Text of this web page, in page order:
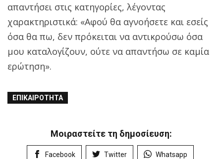
απαντήσει στις κατηγορίες, λέγοντας
χαρακτηριστικά: «Αφού θα αγνοήσετε και εσείς
όσα θα πω, δεν πρόκειται να αντικρούσω όσα
μου καταλογίζουν, ούτε να απαντήσω σε καμία
ερώτηση».
ΕΠΙΚΑΙΡΌΤΗΤΑ
Μοιραστείτε τη δημοσίευση:
Facebook Twitter Whatsapp